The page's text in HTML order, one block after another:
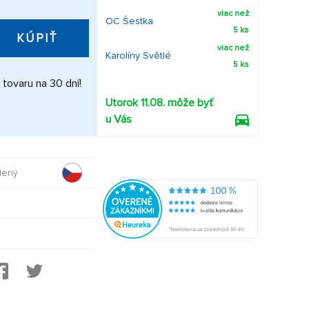
KÚPIŤ
na 30 dní!
OC Šestka
viac než
5 ks
Karolíny Světlé
viac než
5 ks
Utorok 11.08. môže byť
u Vás